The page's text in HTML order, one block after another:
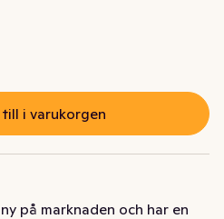
till i varukorgen
på marknaden och har en